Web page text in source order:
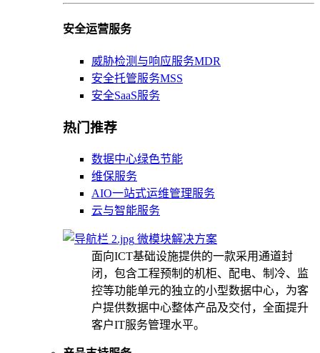
安全运营服务
威胁检测与响应服务MDR
安全托管服务MSS
安全SaaS服务
热门推荐
数据中心绿色节能
维保服务
AIO一站式运维管理服务
云与智能服务
微模块解决方案
面向ICT基础设施提供的一款采用通道封
闭，包含工程预制的机柜、配电、制冷、监
控等功能单元的独立的小型数据中心，为客
户提供数据中心整体产品及交付，全面提升
客户IT服务管理水平。